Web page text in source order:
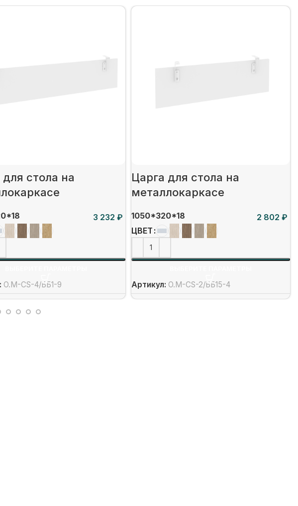
для стола на
₽
O.M-CS-4/ББ1-9
Царга для стола на
металлокаркасе
1050*320*18
₽
ЦВЕТ
Артикул: O.M-CS-2/ББ15-4